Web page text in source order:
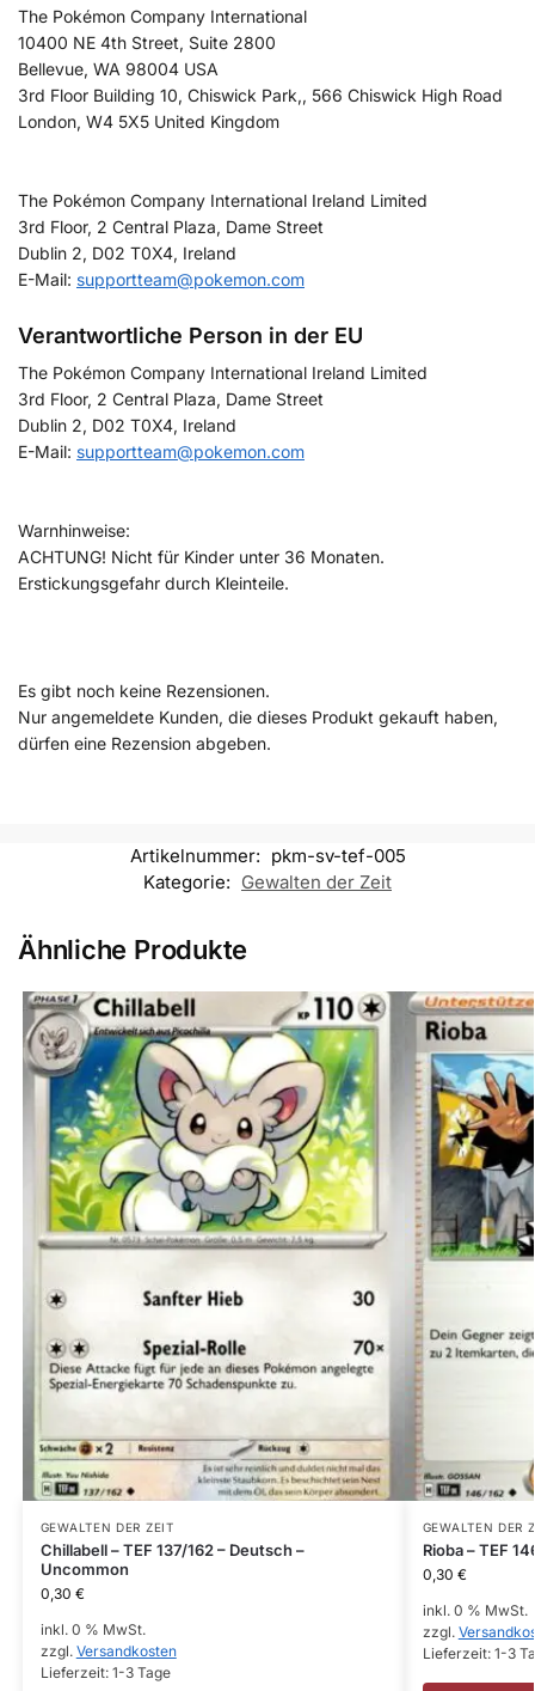
The Pokémon Company International
10400 NE 4th Street, Suite 2800
Bellevue, WA 98004 USA
3rd Floor Building 10, Chiswick Park,, 566 Chiswick High Road
London, W4 5X5 United Kingdom
The Pokémon Company International Ireland Limited
3rd Floor, 2 Central Plaza, Dame Street
Dublin 2, D02 T0X4, Ireland
E-Mail: supportteam@pokemon.com
Verantwortliche Person in der EU
The Pokémon Company International Ireland Limited
3rd Floor, 2 Central Plaza, Dame Street
Dublin 2, D02 T0X4, Ireland
E-Mail: supportteam@pokemon.com
Warnhinweise:
ACHTUNG! Nicht für Kinder unter 36 Monaten.
Erstickungsgefahr durch Kleinteile.
Es gibt noch keine Rezensionen.
Nur angemeldete Kunden, die dieses Produkt gekauft haben,
dürfen eine Rezension abgeben.
Artikelnummer: pkm-sv-tef-005
Kategorie: Gewalten der Zeit
Ähnliche Produkte
GEWALTEN DER ZEIT
Chillabell – TEF 137/162 – Deutsch –
Uncommon
0,30 €
inkl. 0 % MwSt.
zzgl. Versandkosten
Lieferzeit: 1-3 Tage
GEWALTEN DER
Rioba – TEF
0,30 €
inkl. 0 % MwSt.
zzgl.
Lieferzeit: 1-3